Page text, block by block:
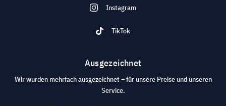
Instagram
TikTok
Ausgezeichnet
Wir wurden mehrfach ausgezeichnet – für unsere Preise und unseren
Service.